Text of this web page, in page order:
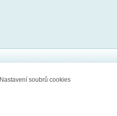
Nastavení soubrů cookies